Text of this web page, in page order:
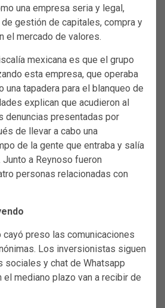
una empresa seria y legal,
gestión de capitales, compra y
el mercado de valores.
mexicana es que el grupo
esta empresa, que operaba
una tapadera para el blanqueo de
explican que acudieron al
denuncias presentadas por
de llevar a cabo una
de la gente que entraba y salía
a Reynoso fueron
personas relacionadas con
cayó preso las comunicaciones
Los inversionistas siguen
sociales y chat de Whatsapp
mediano plazo van a recibir de